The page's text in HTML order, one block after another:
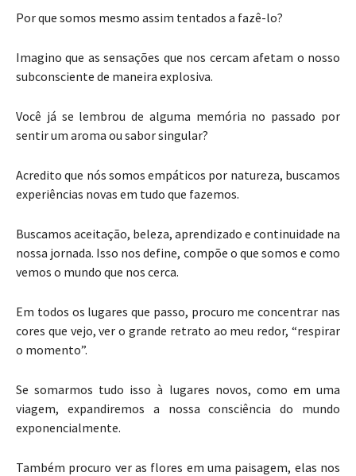
Por que somos mesmo assim tentados a fazê-lo?
Imagino que as sensações que nos cercam afetam o nosso
subconsciente de maneira explosiva.
Você já se lembrou de alguma memória no passado por
sentir um aroma ou sabor singular?
Acredito que nós somos empáticos por natureza, buscamos
experiências novas em tudo que fazemos.
Buscamos aceitação, beleza, aprendizado e continuidade na
nossa jornada. Isso nos define, compõe o que somos e como
vemos o mundo que nos cerca.
Em todos os lugares que passo, procuro me concentrar nas
cores que vejo, ver o grande retrato ao meu redor, “respirar
o momento”.
Se somarmos tudo isso à lugares novos, como em uma
viagem, expandiremos a nossa consciência do mundo
exponencialmente.
Também procuro ver as flores em uma paisagem, elas nos